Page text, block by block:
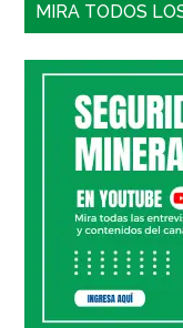
MIRA TODOS